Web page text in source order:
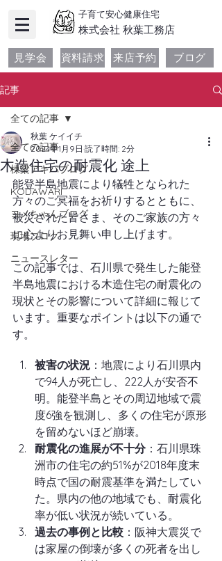
子育て安心健康住宅
​株式会社 秋葉工務店
見学会 資料請求 来店予約 ブログ
記事
全ての記事
棟梁アキバブログ
KODAWARI
ヨメちゃんブログ
現場ブログ
ニュースレター
全ての記事
木造住宅の耐震化 途上
秋葉 ケイイチ
2024年1月9日 読了時間: 2分
能登半島地震により犠牲となられた
方々のご冥福をお祈りするとともに、
被災された皆さま、そのご家族の方々
に心よりお見舞い申し上げます。
この記事では、石川県で発生した能登
半島地震における木造住宅の耐震化の
現状とその影響について詳細に報じて
います。重要なポイントは以下の通で
す。
被害の状況 ：地震により石川県内
で94人が死亡し、222人が安否不
明。能登半島とその周辺地域で震
度6強を観測し、多くの住宅が原形
を留めないほど崩壊。
耐震化の進展が不十分：石川県珠
洲市の住宅の約51%が2018年度末
時点で国の耐震基準を満たしてい
た。県内の他の地域でも、耐震化
率が低い状況が続いている。
過去の事例と比較 ：阪神大震災で
は家屋の倒壊が多くの死者を出し